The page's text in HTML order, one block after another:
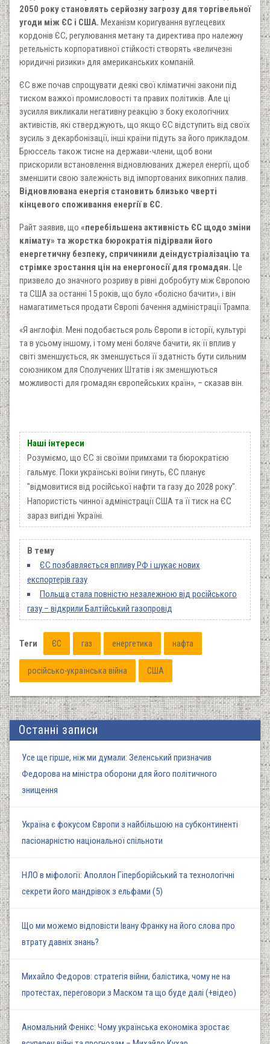
2050 року становлять серйозну загрозу для торгівельної
угоди між ЄС і США. Механізм коригування вуглецевих
кордонів ЄС, регулювання метану та директива про належну
ретельність корпоративної стійкості створять «величезні
юридичні ризики» для американських компаній.
ЄС вже почав спрощувати деякі свої кліматичні закони під
тиском важкої промисловості та правих політиків. Але ці
зусилля викликали негативну реакцію з боку екологічних
активістів, які стверджують, що якщо ЄС відступить від своїх
зусиль з декарбонізації, інші країни підуть за його прикладом.
Брюссель також тисне на держави-члени, щоб вони
прискорили встановлення відновлюваних джерел енергії, щоб
зменшити свою залежність від імпортованих викопних палив.
Відновлювана енергія становить близько чверті
кінцевого споживання енергії в ЄС.
Райт заявив, що «перебільшена активність ЄС щодо зміни
клімату» та жорстка бюрократія підірвали його
енергетичну безпеку, спричинили деіндустріалізацію та
стрімке зростання цін на енергоносії для громадян. Це
призвело до значного розриву в рівні добробуту між Європою
та США за останні 15 років, що було «болісно бачити», і він
намагатиметься продати Європі бачення адміністрації Трампа.
«Я англофіл. Мені подобається роль Європи в історії, культурі
та в усьому іншому, і тому мені боляче бачити, як її вплив у
світі зменшується, як зменшується її здатність бути сильним
союзником для Сполучених Штатів і як зменшуються
можливості для громадян європейських країн», – сказав він.
Наші інтереси
Розуміємо, що ЄС зі своїми примхами та бюрократією
гальмує. Поки українські воїни гинуть, ЄС планує
"відмовитися від російської нафти та газу до 2028 року".
Напористість чинної адміністрації США та її тиск на ЄС
зараз вигідні Україні.
В тему
ЄС позбавляється впливу РФ і шукає нових
експортерів газу
Польща стала повністю незалежною від російського
газу – відкрили Балтійський газопровід
Теги ЄС газ енергетика нафта
російсько-українська війна США
Останні записи
Усе ще гірше, ніж ми думали: Зеленський призначив
Федорова на міністра оборони для його політичного
знищення
Україна є фокусом Європи з найбільшою на субконтиненті
пасіонарністю національної спільноти
НЛО в міфології: Аполлон Гіперборійський та технологічні
секрети його мандрівок з ельфами (5)
Що ми можемо відповісти Івану Франку на його слова про
втрату давніх знань?
Михайло Федоров: стратегія війни, балістика, чому не на
протестах, переговори з Маском та що буде далі (+відео)
Аномальний Фенікс: Чому українська економіка зростає